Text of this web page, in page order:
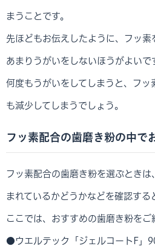
まうことです。
先ほどもお伝えしたように、フッ素
あまりうがいをしないほうがよいで
何度もうがいをしてしまうと、フ
も減少してしまうでしょう。
フッ素配合の歯磨き粉の中で
フッ素配合の歯磨き粉を選ぶとき
まれているかどうかなどを確認する
ここでは、おすすめの歯磨き粉をご
●ウエルテック「ジェルコートF」